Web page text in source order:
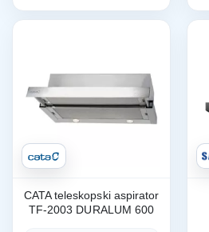
CATA teleskopski aspirator
TF-2003 DURALUM 600